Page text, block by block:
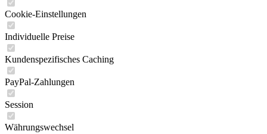
Cookie-Einstellungen
Individuelle Preise
Kundenspezifisches Caching
PayPal-Zahlungen
Session
Währungswechsel